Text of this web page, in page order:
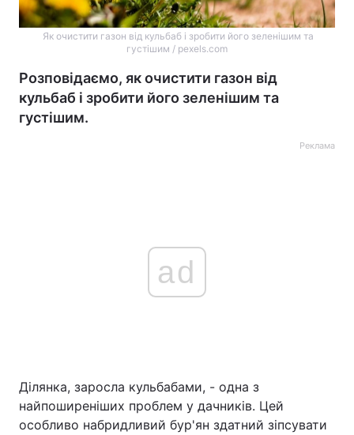
Як очистити газон від кульбаб і зробити його зеленішим та
густішим / pexels.com
Розповідаємо, як очистити газон від
кульбаб і зробити його зеленішим та
густішим.
Реклама
ad
Ділянка, заросла кульбабами, - одна з
найпоширеніших проблем у дачників. Цей
особливо набридливий бур'ян здатний зіпсувати